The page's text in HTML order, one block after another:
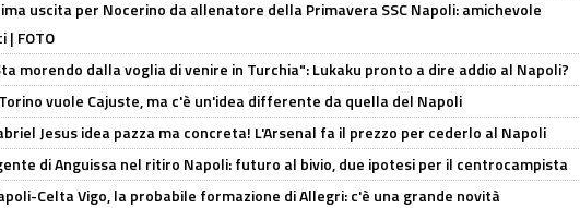
uscita per Nocerino da allenatore della Primavera SSC Napoli: amichevole
FOTO
morendo dalla voglia di venire in Turchia": Lukaku pronto a dire addio al Napoli?
vuole Cajuste, ma c'è un'idea differente da quella del Napoli
Jesus idea pazza ma concreta! L'Arsenal fa il prezzo per cederlo al Napoli
di Anguissa nel ritiro Napoli: futuro al bivio, due ipotesi per il centrocampista
Celta Vigo, la probabile formazione di Allegri: c'è una grande novità